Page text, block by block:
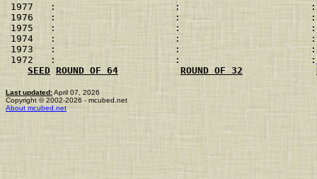
1977   :                     :
1976   :                     :
1975   :                     :
1974   :                     :
1973   :                     :
1972   :                     :                       :
SEED ROUND OF 64 ROUND OF 32
Last updated:April 07, 2026
Copyright © 2002-2026 - mcubed.net
About mcubed.net